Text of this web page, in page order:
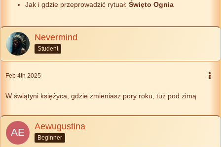
Jak i gdzie przeprowadzić rytuał: Święto Ognia
Nevermind
Student
Feb 4th 2025
W świątyni księżyca, gdzie zmieniasz pory roku, tuż pod zimą
Aewugustina
Beginner